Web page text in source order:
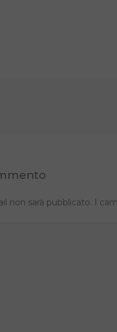
non sarà pubblicato. I